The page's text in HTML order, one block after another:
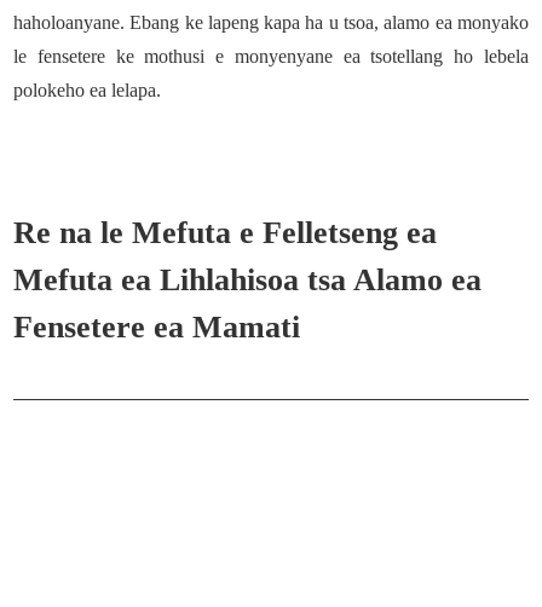
haholoanyane. Ebang ke lapeng kapa ha u tsoa, ​​alamo ea monyako
le fensetere ke mothusi e monyenyane ea tsotellang ho lebela
polokeho ea lelapa.
Re na le Mefuta e Felletseng ea
Mefuta ea Lihlahisoa tsa Alamo ea
Fensetere ea Mamati